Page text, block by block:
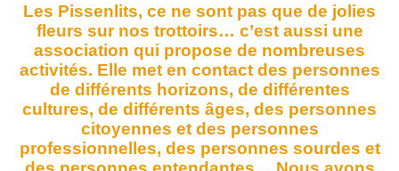
Les Pissenlits, ce ne sont pas que de jolies
fleurs sur nos trottoirs… c’est aussi une
association qui propose de nombreuses
activités. Elle met en contact des personnes
de différents horizons, de différentes
cultures, de différents âges, des personnes
citoyennes et des personnes
professionnelles, des personnes sourdes et